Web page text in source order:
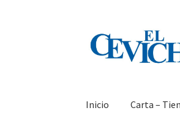
Inicio Carta –